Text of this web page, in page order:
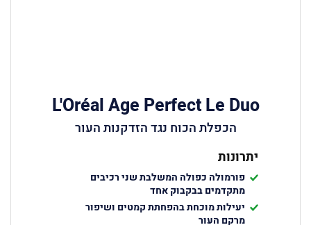
L'Oréal Age Perfect Le Duo
הכפלת הכוח נגד הזדקנות העור
יתרונות
פורמולה כפולה המשלבת שני רכיבים
מתקדמים בבקבוק אחד
יעילות מוכחת בהפחתת קמטים ושיפור
מרקם העור